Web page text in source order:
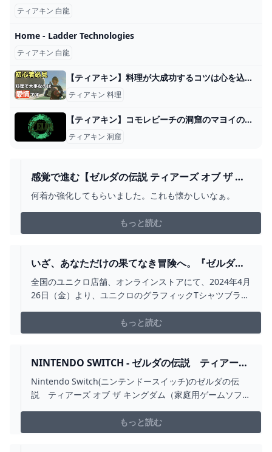
ティアキン 白龍
Home - Ladder Technologies
ティアキン 白龍
【ティアキン】料理が大成功するコツは心を込めることです【ゼルダの伝説ティアーズオブザキングダム】 - YouTube
ティアキン 料理
【ティアキン】コモレビーチの洞窟のマヨイの場所と行き方【ゼルダの伝説ティアーズオブザキングダム】 - ゲームウィズ
ティアキン 洞窟
感覚で進む【ゼルダの伝説 ティアーズ オブ ザ キ
ングダム プレイ日記166】念願の服強化 - ユキシ
何着か強化してもらいました。これも懐かしいなぁ。
もっと読む
いざ、あなただけの果てなき冒険へ。『ゼルダの
伝説 ティアーズ オブ ザ キングダム』がUTで初
コレクション。4月26日より発売。 トピックス
全国のユニクロ店舗、オンラインストアにて、2024年4月
26日（金）より、ユニクロのグラフィックTシャツブラン
もっと読む
NINTENDO SWITCH - ゼルダの伝説 ティアーズ
オブ ザ キングダムの通販 BY なつめS SHOP｜ニ
ンテンドースイッチならラクマ
Nintendo Switch(ニンテンドースイッチ)のゼルダの伝
説 ティアーズ オブ ザ キングダム（家庭用ゲームソフ
ザキングダム」任天堂型番：HACPAXN7A#任天堂
#HACPAXN7A#エンタメ/ホビー#ゲームソフト/ゲーム機
もっと読む